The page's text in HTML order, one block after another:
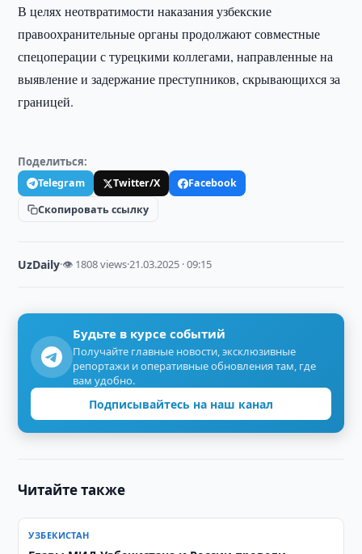
В целях неотвратимости наказания узбекские
правоохранительные органы продолжают совместные
спецоперации с турецкими коллегами, направленные на
выявление и задержание преступников, скрывающихся за
границей.
Поделиться:
Telegram Twitter/X
Facebook
Скопировать ссылку
UzDaily·👁 1808 views·21.03.2025 · 09:15
Будьте в курсе событий
Получайте главные новости, эксклюзивные
репортажи и оперативные обновления там, где
вам удобно.
Подписывайтесь на наш канал
Читайте также
УЗБЕКИСТАН